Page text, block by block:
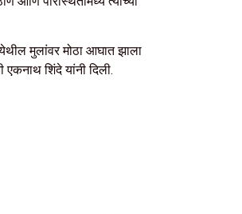
मुलांवर मोठा आघात झाला
शिंदे यांनी दिली.